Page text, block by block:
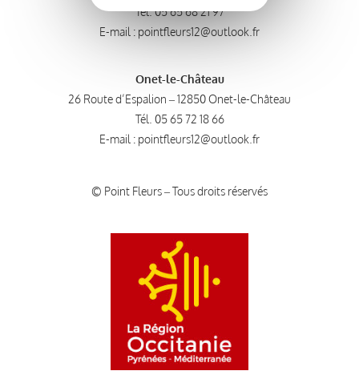
Tél.05 65 68 21 97
E-mail : pointfleurs12@outlook.fr
Onet-le-Château
26 Route d’Espalion – 12850 Onet-le-Château
Tél. 05 65 72 18 66
E-mail : pointfleurs12@outlook.fr
© Point Fleurs – Tous droits réservés